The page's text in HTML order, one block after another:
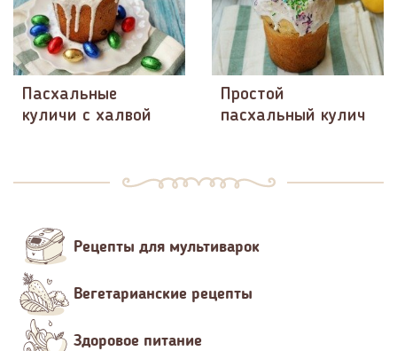
Пасхальные
куличи с халвой
Простой
пасхальный кулич
Рецепты для мультиварок
Вегетарианские рецепты
Здоровое питание